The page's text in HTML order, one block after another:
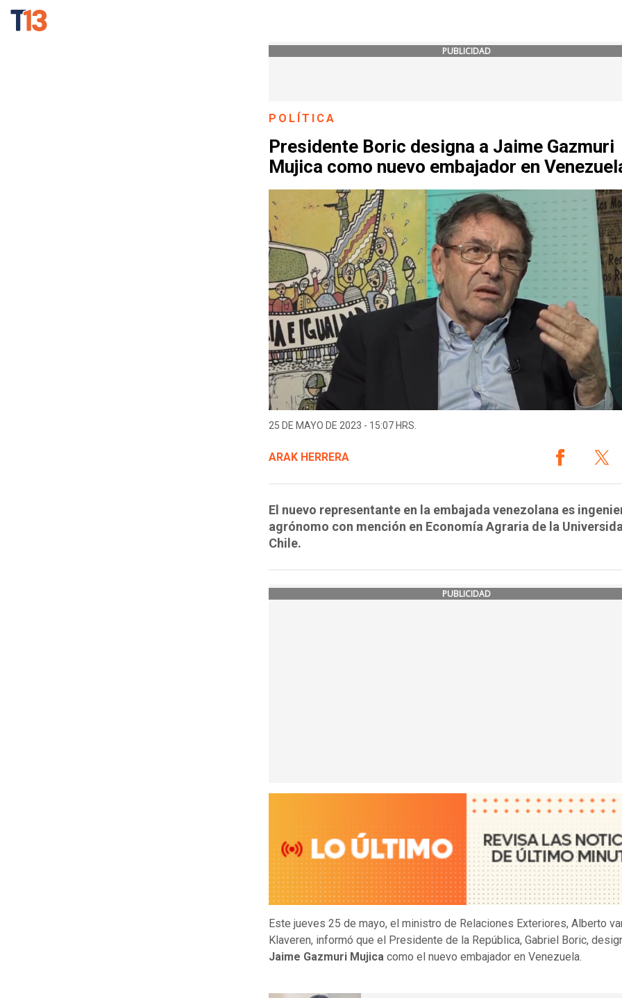
PUBLICIDAD
POLÍTICA
Presidente Boric designa a Jaime Gazmuri
Mujica como nuevo embajador en
25 DE MAYO DE 2023 - 15:07 HRS.
ARAK HERRERA
El nuevo representante en la embajada venezolana es
agrónomo con mención en Economía Agraria de la
Chile.
PUBLICIDAD
Este jueves 25 de mayo, el ministro de Relaciones Exteriores, Alberto
Klaveren, informó que el Presidente de la República, Gabriel Boric,
Jaime Gazmuri Mujica como el nuevo embajador en Venezuela.